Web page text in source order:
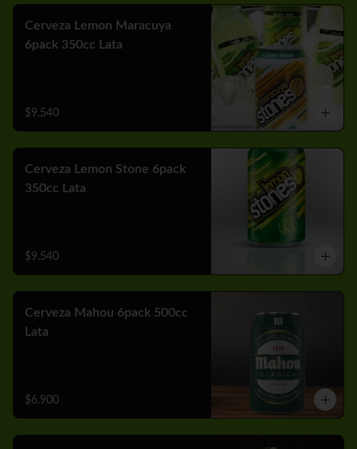
Cerveza Lemon Maracuya
6pack 350cc Lata
$9.540
Cerveza Lemon Stone 6pack
350cc Lata
$9.540
Cerveza Mahou 6pack 500cc
Lata
$6.900